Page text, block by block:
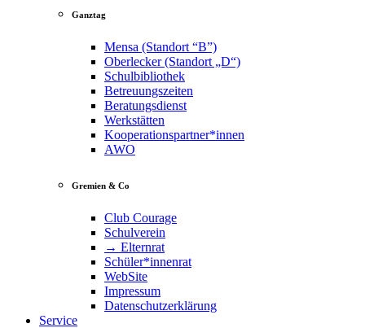
Ganztag
Mensa (Standort “B”)
Oberlecker (Standort „D“)
Schulbibliothek
Betreuungszeiten
Beratungsdienst
Werkstätten
Kooperationspartner*innen
AWO
Gremien & Co
Club Courage
Schulverein
→ Elternrat
Schüler*innenrat
WebSite
Impressum
Datenschutzerklärung
Service